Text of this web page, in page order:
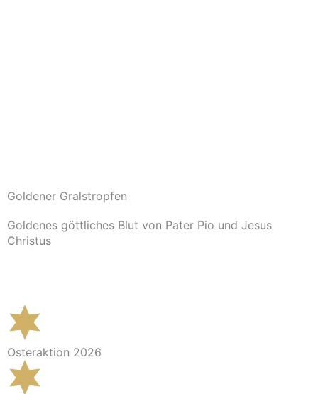
Goldener Gralstropfen
Goldenes göttliches Blut von Pater Pio und Jesus
Christus
Osteraktion 2026